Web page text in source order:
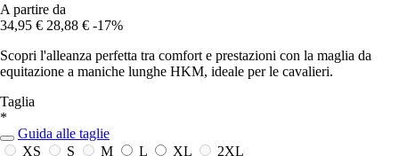
A partire da
34,95 € 28,88 € -17%
Scopri l'alleanza perfetta tra comfort e prestazioni con la maglia da
equitazione a maniche lunghe HKM, ideale per le cavalieri.
Taglia
*
Guida alle taglie
XS
S M L XL
2XL